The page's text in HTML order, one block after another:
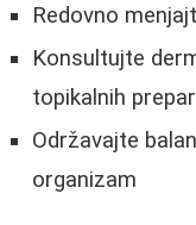
Redovno
Konsultujte
topikalnih
Održavajte
organizam